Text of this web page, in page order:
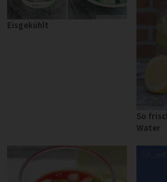
Eisgekühlt
So
Water